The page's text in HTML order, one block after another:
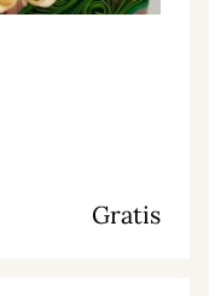
Gratis